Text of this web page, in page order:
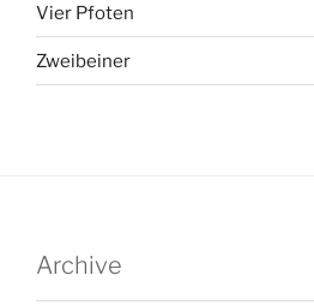
Vier Pfoten
Zweibeiner
Archive